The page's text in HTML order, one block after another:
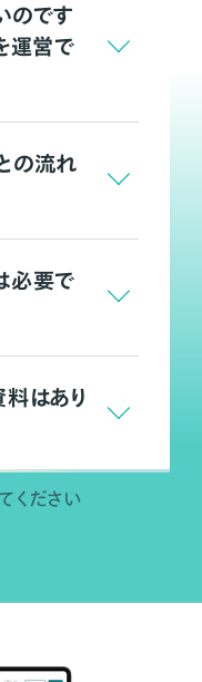
のです
運営で
の流れ
必要で
はあり
ください